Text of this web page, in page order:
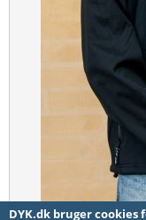
DYK.dk bruger